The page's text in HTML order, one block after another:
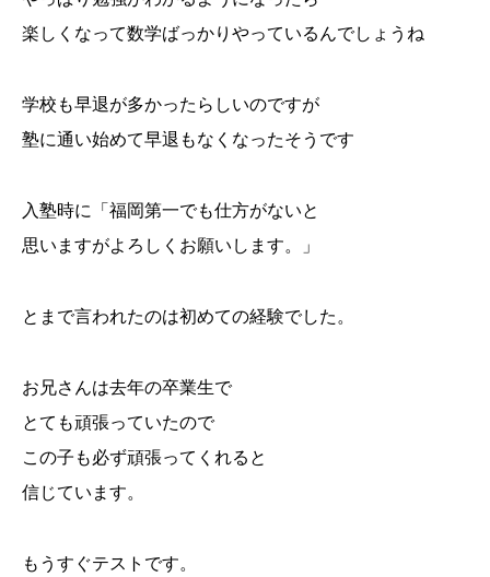
楽しくなって数学ばっかりやっているんでしょうね
学校も早退が多かったらしいのですが
塾に通い始めて早退もなくなったそうです
入塾時に「福岡第一でも仕方がないと
思いますがよろしくお願いします。」
とまで言われたのは初めての経験でした。
お兄さんは去年の卒業生で
とても頑張っていたので
この子も必ず頑張ってくれると
信じています。
もうすぐテストです。